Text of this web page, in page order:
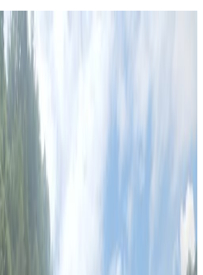
युवकको उपचारका लागि
।